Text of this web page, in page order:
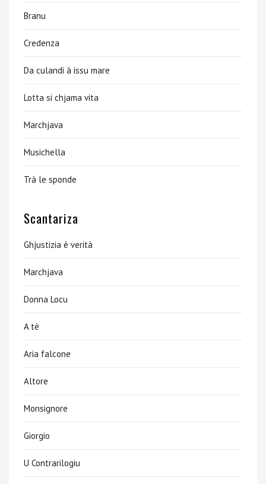
Branu
Credenza
Da culandi à issu mare
Lotta si chjama vita
Marchjava
Musichella
Trà le sponde
Scantariza
Ghjustizia è verità
Marchjava
Donna Locu
A tè
Aria falcone
Altore
Monsignore
Giorgio
U Contrarilogiu